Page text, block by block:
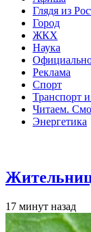
Глядя из
Город
ЖКХ
Наука
Реклама
Спорт
Транспорт
Читаем.
Энергетика
17 минут назад